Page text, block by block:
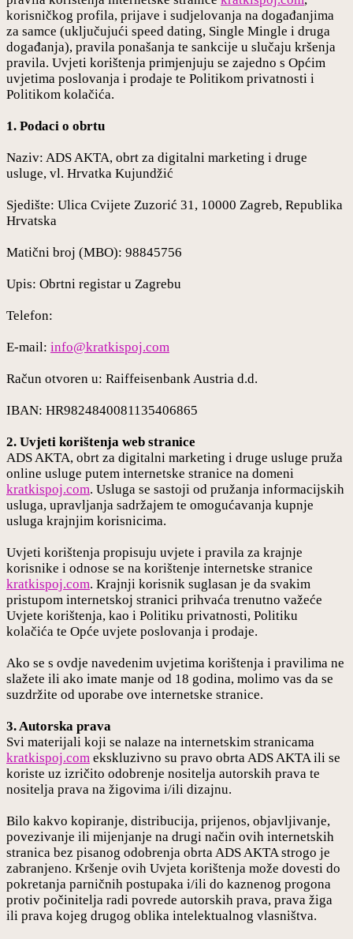
korisničkog profila, prijave i sudjelovanja na događanjima
za samce (uključujući speed dating, Single Mingle i druga
događanja), pravila ponašanja te sankcije u slučaju kršenja
pravila. Uvjeti korištenja primjenjuju se zajedno s Općim
uvjetima poslovanja i prodaje te Politikom privatnosti i
Politikom kolačića.
1. Podaci o obrtu
Naziv: ADS AKTA, obrt za digitalni marketing i druge
usluge, vl. Hrvatka Kujundžić
Sjedište: Ulica Cvijete Zuzorić 31, 10000 Zagreb, Republika
Hrvatska
Matični broj (MBO): 98845756
Upis: Obrtni registar u Zagrebu
Telefon:
E-mail: info@kratkispoj.com
Račun otvoren u: Raiffeisenbank Austria d.d.
IBAN: HR9824840081135406865
2. Uvjeti korištenja web stranice
ADS AKTA, obrt za digitalni marketing i druge usluge pruža
online usluge putem internetske stranice na domeni
kratkispoj.com. Usluga se sastoji od pružanja informacijskih
usluga, upravljanja sadržajem te omogućavanja kupnje
usluga krajnjim korisnicima.
Uvjeti korištenja propisuju uvjete i pravila za krajnje
korisnike i odnose se na korištenje internetske stranice
kratkispoj.com. Krajnji korisnik suglasan je da svakim
pristupom internetskoj stranici prihvaća trenutno važeće
Uvjete korištenja, kao i Politiku privatnosti, Politiku
kolačića te Opće uvjete poslovanja i prodaje.
Ako se s ovdje navedenim uvjetima korištenja i pravilima ne
slažete ili ako imate manje od 18 godina, molimo vas da se
suzdržite od uporabe ove internetske stranice.
3. Autorska prava
Svi materijali koji se nalaze na internetskim stranicama
kratkispoj.com ekskluzivno su pravo obrta ADS AKTA ili se
koriste uz izričito odobrenje nositelja autorskih prava te
nositelja prava na žigovima i/ili dizajnu.
Bilo kakvo kopiranje, distribucija, prijenos, objavljivanje,
povezivanje ili mijenjanje na drugi način ovih internetskih
stranica bez pisanog odobrenja obrta ADS AKTA strogo je
zabranjeno. Kršenje ovih Uvjeta korištenja može dovesti do
pokretanja parničnih postupaka i/ili do kaznenog progona
protiv počinitelja radi povrede autorskih prava, prava žiga
ili prava kojeg drugog oblika intelektualnog vlasništva.